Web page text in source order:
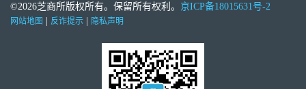
©2026芝商所版权所有。保留所有权利。 京ICP备18015631号-2
网站地图 | 反诈提示 | 隐私声明